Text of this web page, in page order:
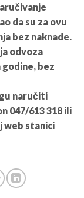
da su za ovu
bez naknade.
odvoza
bez
naručiti
047/613 318 ili
web stanici